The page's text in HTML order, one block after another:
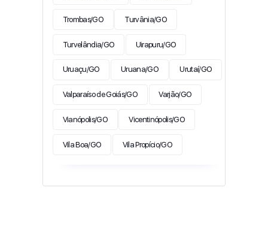
Trombas/GO Turvânia/GO
Turvelândia/GO Uirapuru/GO
Uruaçu/GO Uruana/GO Urutaí/GO
Valparaíso de Goiás/GO Varjão/GO
Vianópolis/GO Vicentinópolis/GO
Vila Boa/GO Vila Propício/GO